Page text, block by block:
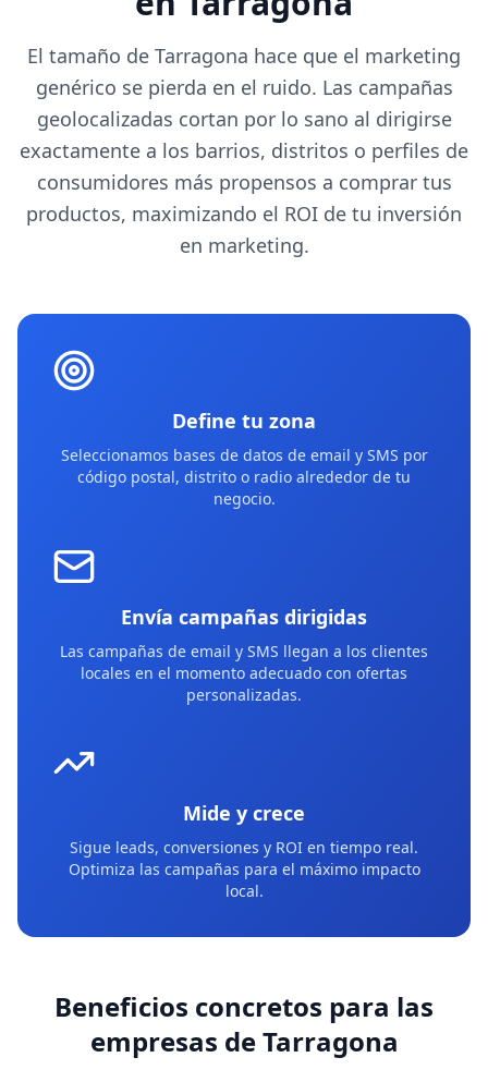
El tamaño de Tarragona hace que el marketing
genérico se pierda en el ruido. Las campañas
geolocalizadas cortan por lo sano al dirigirse
exactamente a los barrios, distritos o perfiles de
consumidores más propensos a comprar tus
productos, maximizando el ROI de tu inversión
en marketing.
Define tu zona
Seleccionamos bases de datos de email y SMS por
código postal, distrito o radio alrededor de tu
negocio.
Envía campañas dirigidas
Las campañas de email y SMS llegan a los clientes
locales en el momento adecuado con ofertas
personalizadas.
Mide y crece
Sigue leads, conversiones y ROI en tiempo real.
Optimiza las campañas para el máximo impacto
local.
Beneficios concretos para las
empresas de Tarragona